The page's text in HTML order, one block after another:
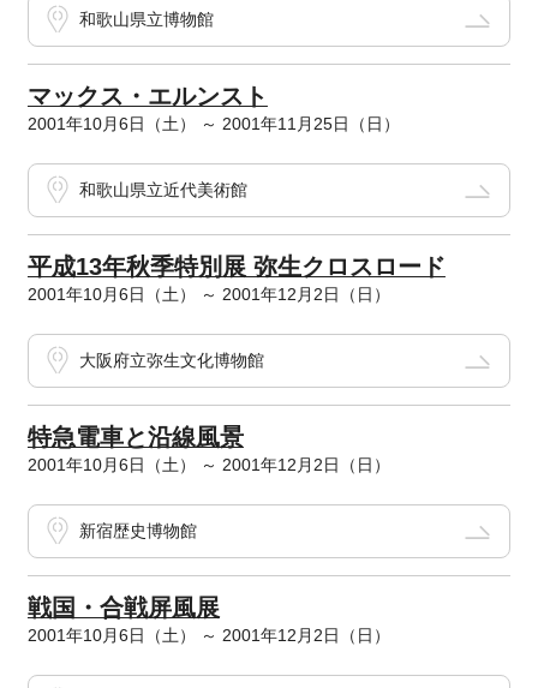
和歌山県立博物館
マックス・エルンスト
2001年10月6日（土） ～ 2001年11月25日（日）
和歌山県立近代美術館
平成13年秋季特別展 弥生クロスロード
2001年10月6日（土） ～ 2001年12月2日（日）
大阪府立弥生文化博物館
特急電車と沿線風景
2001年10月6日（土） ～ 2001年12月2日（日）
新宿歴史博物館
戦国・合戦屏風展
2001年10月6日（土） ～ 2001年12月2日（日）